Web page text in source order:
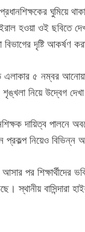
ঘুমিয়ে
হওয়া ওই ছবিতে
বিভাগের দৃষ্টি আকর্ষণ
এলাকার ৫ নম্বর
নিয়ে উদ্বেগ
দায়িত্ব পালনে
প্রকল্প নিয়েও বিভিন্ন
পর শিক্ষার্থীদের
স্থানীয়